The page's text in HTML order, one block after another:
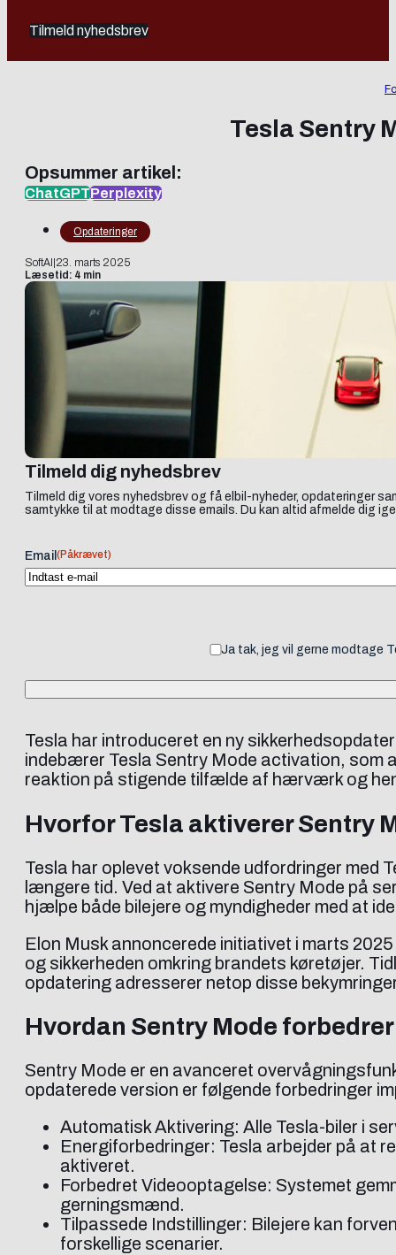
Tilmeld nyhedsbrev
Tesla Sentry
Opsummer artikel:
ChatGPTPerplexity
Opdateringer
SoftAI 23. marts 2025
Læsetid: 4 min
Tilmeld dig nyhedsbrev
Tilmeld dig vores nyhedsbrev og få elbil-nyheder, opdateringer
samtykke til at modtage disse emails. Du kan altid afmelde dig
Email (Påkrævet)
Ja tak, jeg vil gerne modtage
Tesla har introduceret en ny
indebærer Tesla Sentry Mode activation, som
reaktion på stigende tilfælde af hærværk og
Hvorfor Tesla aktiverer Sentry
Tesla har oplevet voksende udfordringer med
længere tid. Ved at aktivere Sentry Mode på
hjælpe både bilejere og myndigheder med at
Elon Musk annoncerede initiativet i marts
og sikkerheden omkring brandets køretøjer.
opdatering adresserer netop disse
Hvordan Sentry Mode
Sentry Mode er en avanceret
opdaterede version er følgende forbedringer
Automatisk Aktivering: Alle Tesla-biler i
Energiforbedringer: Tesla arbejder på at
aktiveret.
Forbedret Videooptagelse: Systemet
gerningsmænd.
Tilpassede Indstillinger: Bilejere kan
forskellige scenarier.